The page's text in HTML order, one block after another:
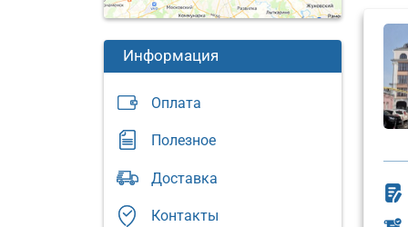
Информация
Оплата
Полезное
Доставка
Контакты
адрес:
Москва,
адрес: